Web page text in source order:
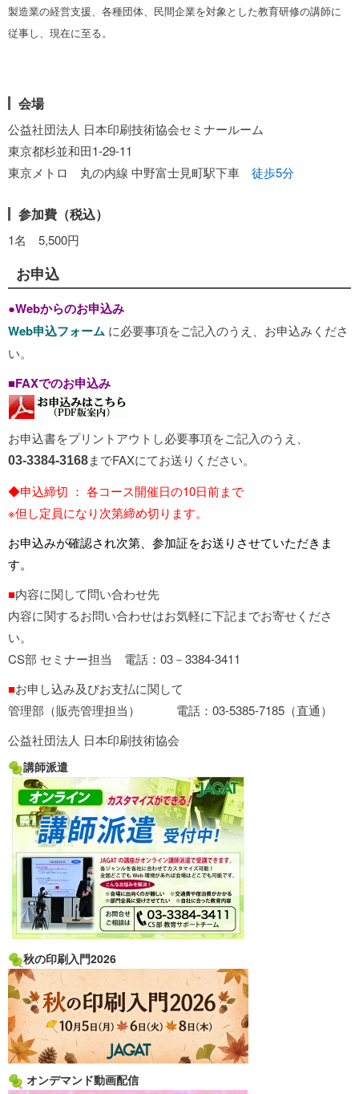
製造業の経営支援、各種団体、民間企業を対象とした教育研修の講師に
従事し、現在に至る。
会場
公益社団法人 日本印刷技術協会セミナールーム
東京都杉並和田1-29-11
東京メトロ 丸の内線 中野富士見町駅下車 徒歩5分
参加費（税込）
1名 5,500円
お申込
●Webからのお申込み
Web申込フォーム に必要事項をご記入のうえ、お申込みくださ
い。
■FAXでのお申込み
お申込書をプリントアウトし必要事項をご記入のうえ、
03-3384-3168までFAXにてお送りください。
◆申込締切 ： 各コース開催日の10日前まで
※但し定員になり次第締め切ります。
お申込みが確認され次第、参加証をお送りさせていただきま
す。
■内容に関して問い合わせ先
内容に関するお問い合わせはお気軽に下記までお寄せくださ
い。
CS部 セミナー担当 電話：03－3384-3411
■お申し込み及びお支払に関して
管理部（販売管理担当） 電話：03-5385-7185（直通）
公益社団法人 日本印刷技術協会
講師派遣
秋の印刷入門2026
オンデマンド動画配信